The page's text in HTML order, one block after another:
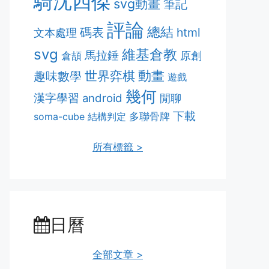
svg動畫 筆記
文本處理 碼表 評論 總結 html
svg 倉頡 馬拉錘 維基倉教 原創
趣味數學 世界弈棋 動畫 遊戲
漢字學習 android 幾何 閒聊
soma-cube 結構判定 多聯骨牌 下載
所有標籤 >
日曆
全部文章 >